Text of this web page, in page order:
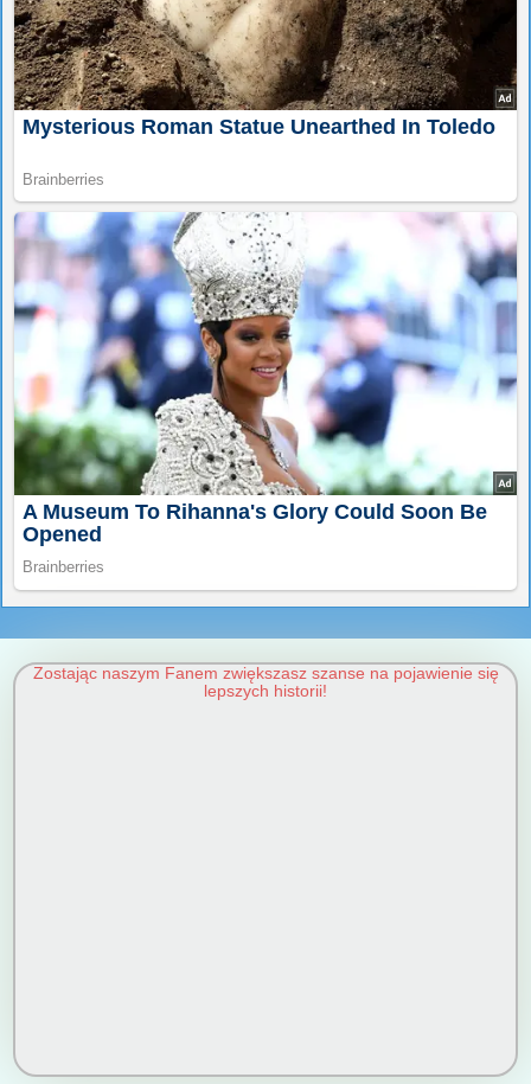
Zostając naszym Fanem zwiększasz szanse na pojawienie się
lepszych historii!